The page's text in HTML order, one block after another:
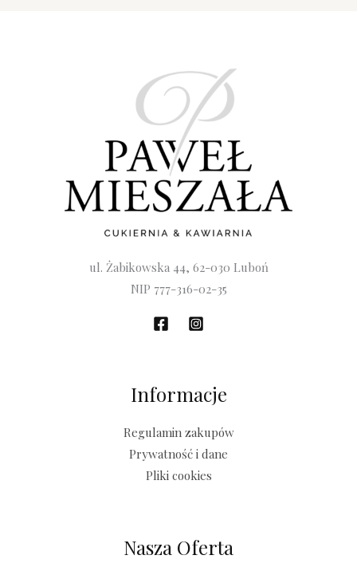
ul. Żabikowska 44, 62-030 Luboń
NIP 777-316-02-35
Informacje
Regulamin zakupów
Prywatność i dane
Pliki cookies
Nasza Oferta